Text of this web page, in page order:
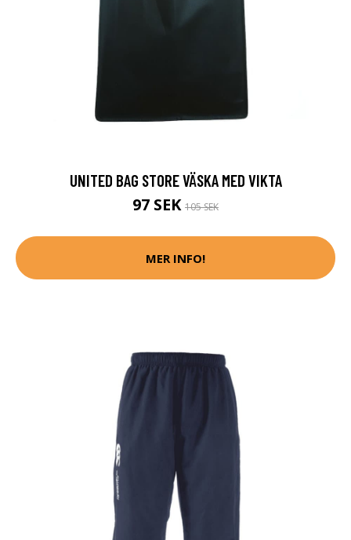
UNITED BAG STORE VÄSKA MED VIKTA
97 SEK 105 SEK
MER INFO!